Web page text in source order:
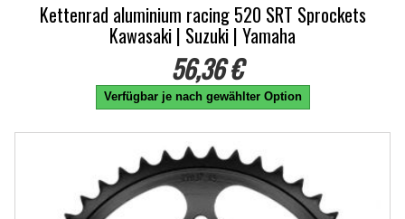
Kettenrad aluminium racing 520 SRT Sprockets
Kawasaki | Suzuki | Yamaha
56,36 €
Verfügbar je nach gewählter Option